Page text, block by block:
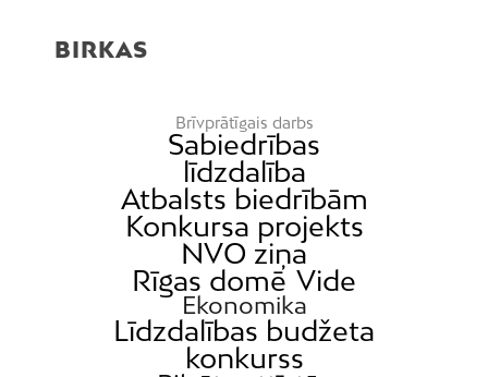
BIRKAS
Brīvprātīgais darbs
Sabiedrības
līdzdalība
Atbalsts biedrībām
Konkursa projekts
NVO ziņa
Rīgas domē Vide
Ekonomika
Līdzdalības budžeta
konkurss